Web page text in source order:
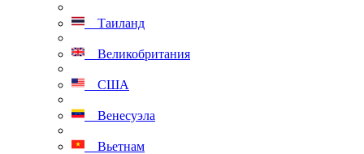
Таиланд
Великобритания
США
Венесуэла
Вьетнам